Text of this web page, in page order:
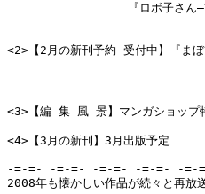
『ロボ子さん―
<2>【2月の新刊予約 受付中】『ま
『
『
<3>【編 集 風 景】マンガショップ
<4>【3月の新刊】3月出版予定
-=-=- -=-=- -=-=- -=-=- -=-
2008年も懐かしい作品が続々と再放